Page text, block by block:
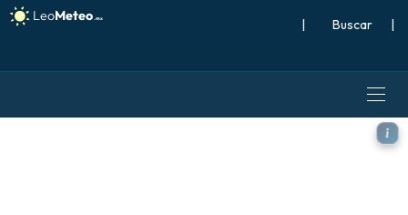
| |
GFS modelo - Argentina,